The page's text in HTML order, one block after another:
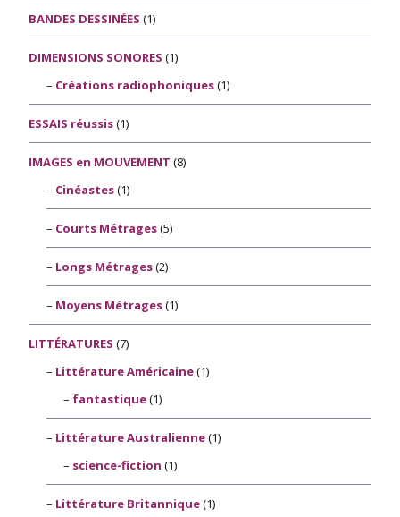
BANDES DESSINÉES (1)
DIMENSIONS SONORES (1)
Créations radiophoniques(1)
ESSAIS réussis(1)
IMAGES en MOUVEMENT (8)
Cinéastes(1)
Courts Métrages(5)
Longs Métrages(2)
Moyens Métrages(1)
LITTÉRATURES (7)
Littérature Américaine(1)
fantastique(1)
Littérature Australienne(1)
science-fiction (1)
Littérature Britannique(1)